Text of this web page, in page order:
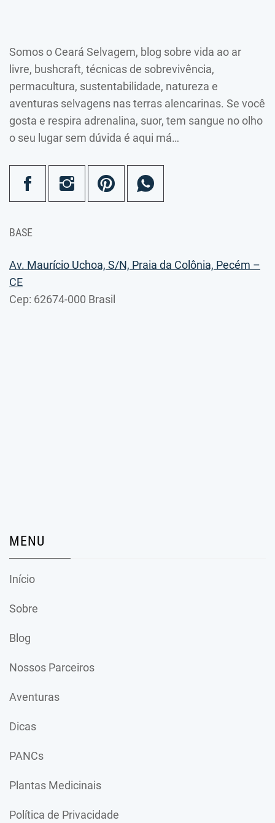
Somos o Ceará Selvagem, blog sobre vida ao ar
livre, bushcraft, técnicas de sobrevivência,
permacultura, sustentabilidade, natureza e
aventuras selvagens nas terras alencarinas. Se você
gosta e respira adrenalina, suor, tem sangue no olho
o seu lugar sem dúvida é aqui má…
BASE
Av. Maurício Uchoa, S/N, Praia da Colônia, Pecém –
CE
Cep: 62674-000 Brasil
MENU
Início
Sobre
Blog
Nossos Parceiros
Aventuras
Dicas
PANCs
Plantas Medicinais
Política de Privacidade